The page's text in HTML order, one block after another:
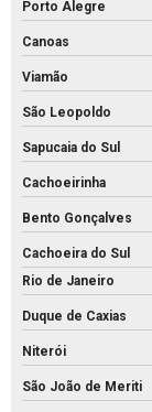
Fábrica de palanque
Fabrica de piso
Fábrica piso tátil
Fábrica de tijolos de
Fábrica de tubo de
Fabricante de piso
Fornecedor de piso
Fornecedor de tubos
Grelha de concreto
Porto Alegre
Canoas
Viamão
São Leopoldo
Sapucaia do Sul
Cachoeirinha
Bento Gonçalves
Cachoeira do Sul
Rio de Janeiro
Duque de Caxias
Niterói
São João de Meriti